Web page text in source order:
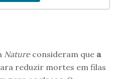
Natureconsideram que a
reduzir mortes em filas